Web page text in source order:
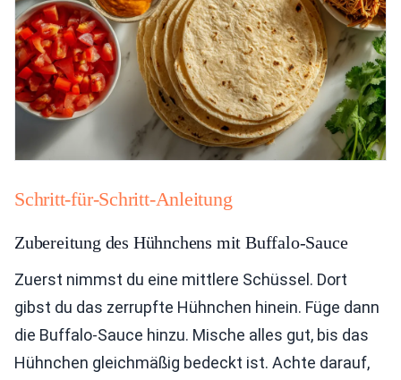
Schritt-für-Schritt-Anleitung
Zubereitung des Hühnchens mit Buffalo-Sauce
Zuerst nimmst du eine mittlere Schüssel. Dort
gibst du das zerrupfte Hühnchen hinein. Füge dann
die Buffalo-Sauce hinzu. Mische alles gut, bis das
Hühnchen gleichmäßig bedeckt ist. Achte darauf,